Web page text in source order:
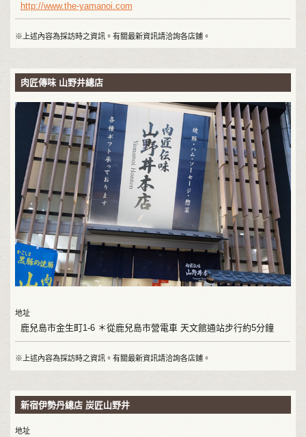
http://www.the-yamanoi.com
※上述內容為採訪時之資訊。有關最新資訊請洽詢各店鋪。
肉匠傳味 山野井總店
地址
鹿兒島市金生町1-6 ＊從鹿兒島市營電車 天文館通站步行約5分鐘
※上述內容為採訪時之資訊。有關最新資訊請洽詢各店鋪。
新宿伊勢丹總店 炭匠山野井
地址